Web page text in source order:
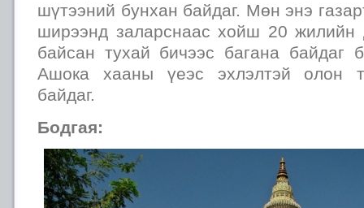
шүтээний бунхан байдаг. Мөн энэ
ширээнд заларснаас хойш 20 жилийн
байсан тухай бичээс багана байдаг
Ашока хааны үеэс эхлэлтэй олон
байдаг.
Бодгая: